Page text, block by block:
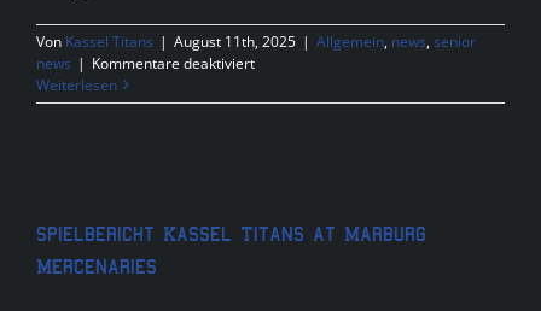
Von Kassel Titans | August 11th, 2025 | Allgemein, news, senior
news | Kommentare deaktiviertfür
Gameday
Weiterlesen
Spielbericht Kassel Titans at Marburg
Mercenaries